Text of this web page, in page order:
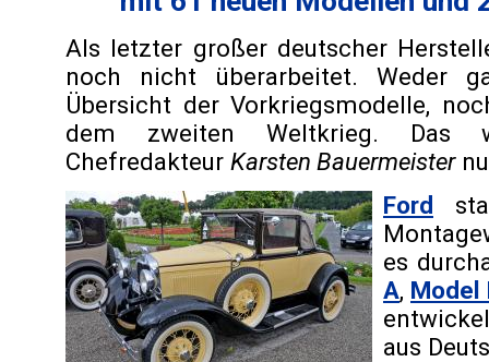
Als letzter großer deutscher
noch nicht überarbeitet. Weder
Übersicht der Vorkriegsmodelle,
dem zweiten Weltkrieg. Das
Chefredakteur Karsten Bauermeister
Ford
es
A, Model
aus